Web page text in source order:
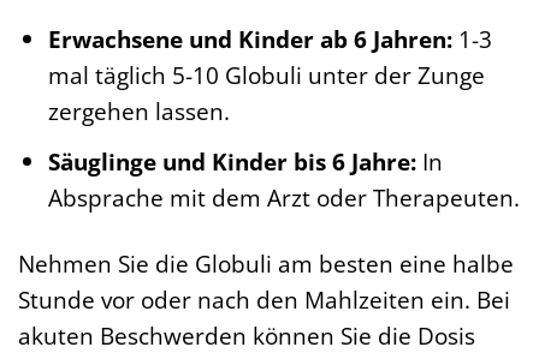
Erwachsene und Kinder ab 6 Jahren:1-3
mal täglich 5-10 Globuli unter der Zunge
zergehen lassen.
Säuglinge und Kinder bis 6 Jahre:In
Absprache mit dem Arzt oder Therapeuten.
Nehmen Sie die Globuli am besten eine halbe
Stunde vor oder nach den Mahlzeiten ein. Bei
akuten Beschwerden können Sie die Dosis